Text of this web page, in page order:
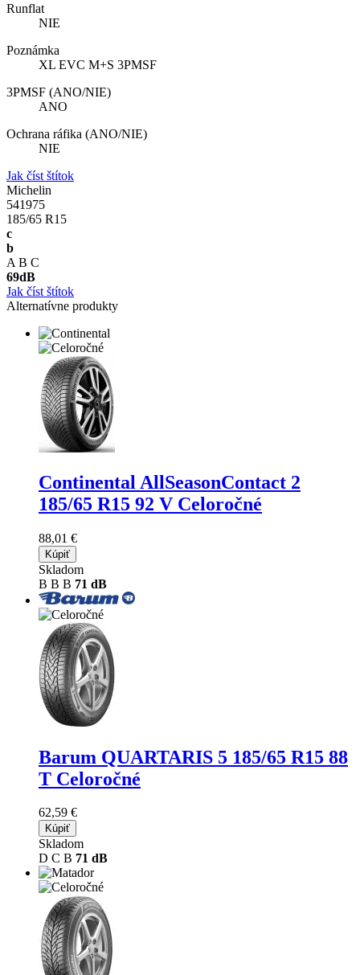
Runflat
NIE
Poznámka
XL EVC M+S 3PMSF
3PMSF (ANO/NIE)
ANO
Ochrana ráfika (ANO/NIE)
NIE
Jak číst štítok
Michelin
541975
185/65 R15
c
b
A B C
69dB
Jak číst štítok
Alternatívne produkty
Continental AllSeasonContact 2
185/65 R15 92 V Celoročné
88,01 €
Kúpiť
Skladom
B B B 71 dB
Barum QUARTARIS 5 185/65 R15 88
T Celoročné
62,59 €
Kúpiť
Skladom
D C B 71 dB